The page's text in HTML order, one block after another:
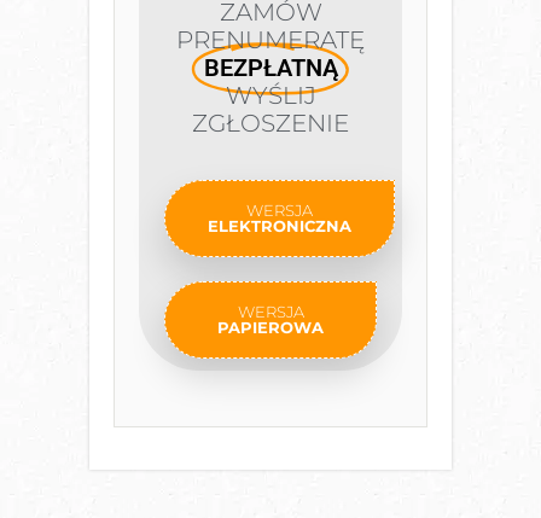
ZAMÓW
PRENUMERATĘ
BEZPŁATNĄ
WYŚLIJ
ZGŁOSZENIE
WERSJA
ELEKTRONICZNA
WERSJA
PAPIEROWA